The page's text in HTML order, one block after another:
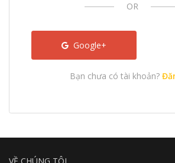
OR
Google+
Bạn chưa có tài khoản?